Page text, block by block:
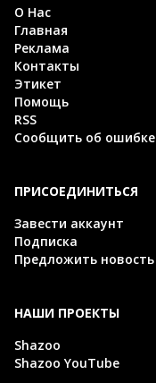
О Нас
Главная
Реклама
Контакты
Этикет
Помощь
RSS
Сообщить об ошибке
ПРИСОЕДИНИТЬСЯ
Завести аккаунт
Подписка
Предложить новость
НАШИ ПРОЕКТЫ
Shazoo
Shazoo YouTube